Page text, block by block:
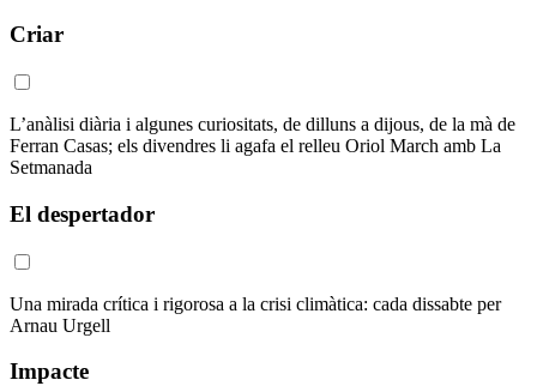
Criar
L’anàlisi diària i algunes curiositats, de dilluns a dijous, de la mà de
Ferran Casas; els divendres li agafa el relleu Oriol March amb La
Setmanada
El despertador
Una mirada crítica i rigorosa a la crisi climàtica: cada dissabte per
Arnau Urgell
Impacte